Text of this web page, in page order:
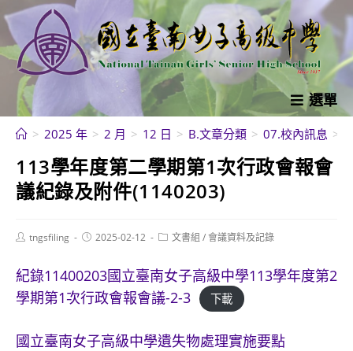
跳
轉
至
內
選單
> 2025 年 > 2 月 > 12 日 > B.文章分類 > 07.校內訊息 >
113學年度第二學期第1次行政會報會
議紀錄及附件(1140203)
Posttngsfiling
Post2025-02-12
Post文書組 /會議資料及記錄
紀錄11400203國立臺南女子高級中學113學年度第2
學期第1次行政會報會議-2-3
下載
國立臺南女子高級中學遺失物處理實施要點